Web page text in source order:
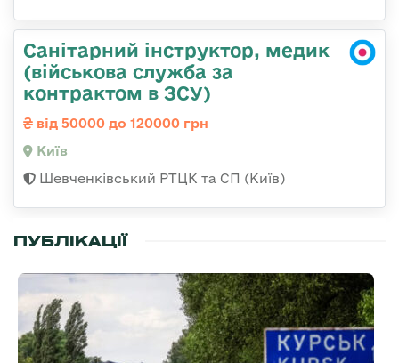
Санітарний інструктор, медик
(військова служба за
контрактом в ЗСУ)
від 50000 до 120000 грн
Київ
Шевченківський РТЦК та СП (Київ)
ПУБЛІКАЦІЇ